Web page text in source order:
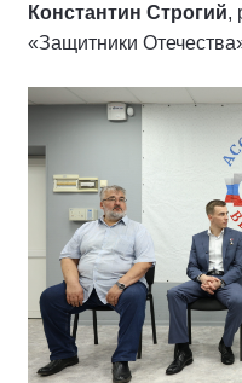
Константин Строгий,
«Защитники